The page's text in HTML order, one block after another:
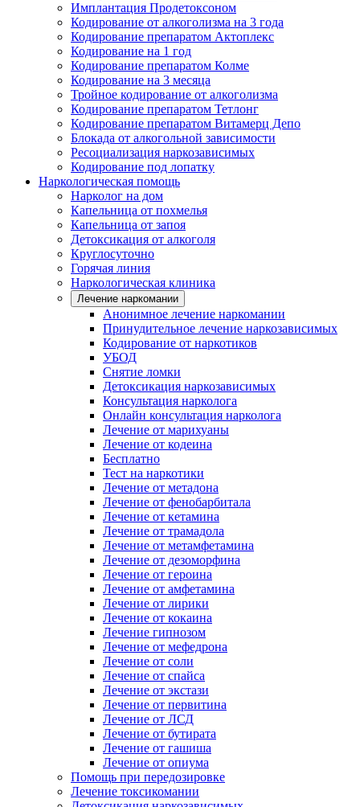
Имплантация Продетоксоном
Кодирование от алкоголизма на 3 года
Кодирование препаратом Актоплекс
Кодирование на 1 год
Кодирование препаратом Колме
Кодирование на 3 месяца
Тройное кодирование от алкоголизма
Кодирование препаратом Тетлонг
Кодирование препаратом Витамерц Депо
Блокада от алкогольной зависимости
Ресоциализация наркозависимых
Кодирование под лопатку
Наркологическая помощь
Нарколог на дом
Капельница от похмелья
Капельница от запоя
Детоксикация от алкоголя
Круглосуточно
Горячая линия
Наркологическая клиника
Лечение наркомании
Анонимное лечение наркомании
Принудительное лечение наркозависимых
Кодирование от наркотиков
УБОД
Снятие ломки
Детоксикация наркозависимых
Консультация нарколога
Онлайн консультация нарколога
Лечение от марихуаны
Лечение от кодеина
Бесплатно
Тест на наркотики
Лечение от метадона
Лечение от фенобарбитала
Лечение от кетамина
Лечение от трамадола
Лечение от метамфетамина
Лечение от дезоморфина
Лечение от героина
Лечение от амфетамина
Лечение от лирики
Лечение от кокаина
Лечение гипнозом
Лечение от мефедрона
Лечение от соли
Лечение от спайса
Лечение от экстази
Лечение от первитина
Лечение от ЛСД
Лечение от бутирата
Лечение от гашиша
Лечение от опиума
Помощь при передозировке
Лечение токсикомании